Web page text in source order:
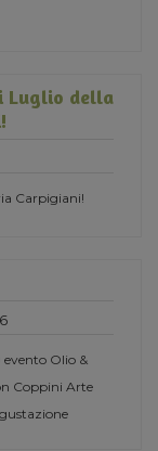
Luglio della
Carpigiani!
Olio &
Coppini Arte